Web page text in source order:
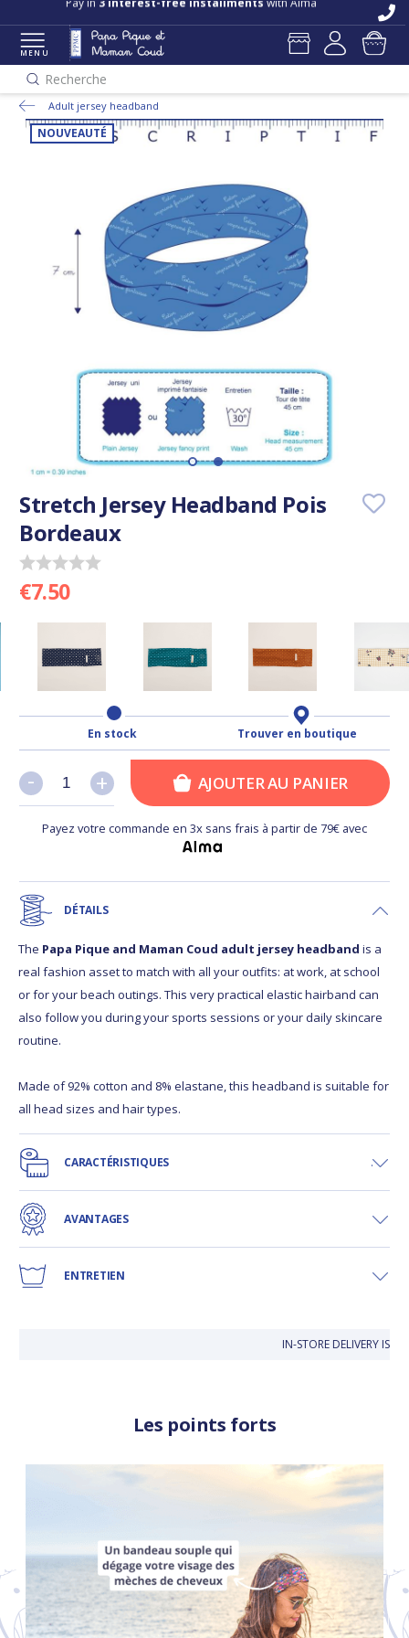
MENU
Recherche
Adult jersey headband
NOUVEAUTÉ
Stretch Jersey Headband Pois
Bordeaux
€7.50
En stock Trouver en boutique
+
- +
- AJOUTER AU PANIER
Payez votre commande en 3x sans frais à partir de 79€ avec
DÉTAILS
The Papa Pique and Maman Coud adult jersey headband is a
real fashion asset to match with all your outfits: at work, at school
or for your beach outings. This very practical elastic hairband can
also follow you during your sports sessions or your daily skincare
routine.
Made of 92% cotton and 8% elastane, this headband is suitable for
all head sizes and hair types.
CARACTÉRISTIQUES
AVANTAGES
ENTRETIEN
IN-STORE DELIVERY IS
Les points forts